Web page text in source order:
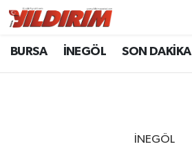
BURSA İNEGÖL SON DAKİKA
İNEGÖL
BURSA
Bursa Nöbetçi Eczaneler